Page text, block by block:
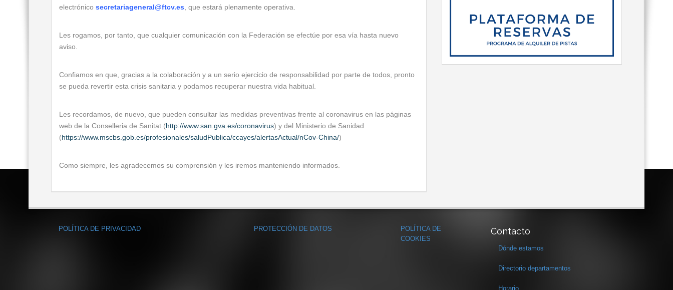
electrónico secretariageneral@ftcv.es , que estará plenamente operativa.
Les rogamos, por tanto, que cualquier comunicación con la Federación se efectúe por esa vía hasta nuevo
aviso.
Confiamos en que, gracias a la colaboración y a un serio ejercicio de responsabilidad por parte de todos, pronto
se pueda revertir esta crisis sanitaria y podamos recuperar nuestra vida habitual.
Les recordamos, de nuevo, que pueden consultar las medidas preventivas frente al coronavirus en las páginas
web de la Conselleria de Sanitat (http://www.san.gva.es/coronavirus) y del Ministerio de Sanidad
(https://www.mscbs.gob.es/profesionales/saludPublica/ccayes/alertasActual/nCov-China/)
Como siempre, les agradecemos su comprensión y les iremos manteniendo informados.
POLÍTICA DE PRIVACIDAD PROTECCIÓN DE DATOS
POLÍTICA DE
COOKIES
Contacto
Dónde estamos
Directorio departamentos
Horario